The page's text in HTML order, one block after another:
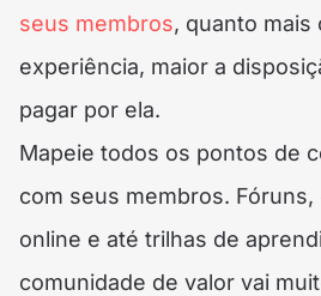
seus membros, quanto mais
experiência, maior a
pagar por ela.
Mapeie todos os pontos de
com seus membros.
online e até trilhas de
comunidade de valor vai